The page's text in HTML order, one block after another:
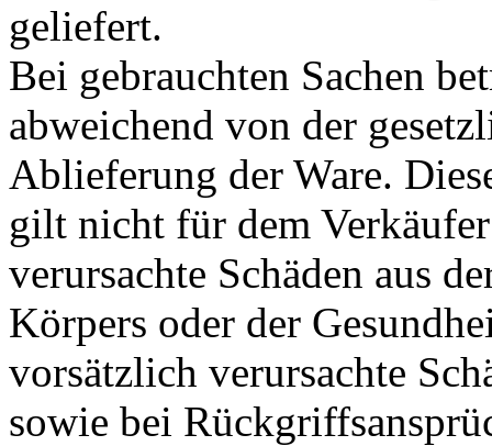
geliefert.
Bei gebrauchten Sachen
abweichend von der
Ablieferung der Ware.
gilt nicht für dem
verursachte Schäden aus
Körpers oder der
vorsätzlich verursachte
sowie bei